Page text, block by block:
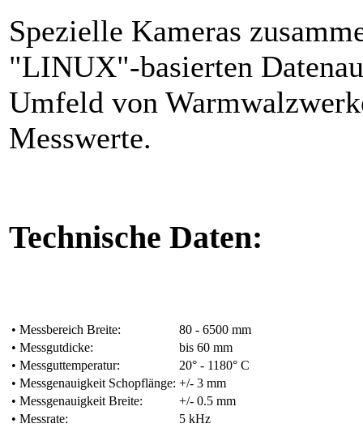
Spezielle Kameras
"LINUX"-basierten
Umfeld von
Messwerte.
Technische Daten:
• Messbereich Breite:
80 - 6500 mm
• Messgutdicke:
bis 60 mm
• Messguttemperatur:
20° - 1180° C
• Messgenauigkeit Schopflänge: +/- 3 mm
• Messgenauigkeit Breite:
+/- 0.5 mm
• Messrate:
5 kHz